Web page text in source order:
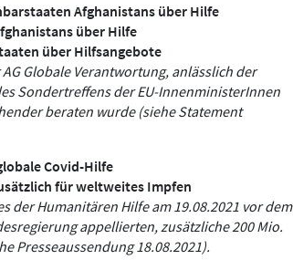
Afghanistans über Hilfe
über Hilfe
über Hilfsangebote
Globale Verantwortung, anlässlich der
Sondertreffens der EU-InnenministerInnen
beraten wurde (siehe Statement
Covid-Hilfe
für weltweites Impfen
der Humanitären Hilfe am 19.08.2021 vor dem
appellierten, zusätzliche 200 Mio.
Presseaussendung 18.08.2021).